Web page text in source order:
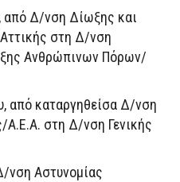
από Δ/νση Δίωξης και
στη Δ/νση
Ανθρώπινων Πόρων/
από καταργηθείσα Δ/νση
Α.Ε.Α. στη Δ/νση Γενικής
νση Αστυνομίας